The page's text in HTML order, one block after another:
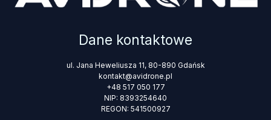
Dane kontaktowe
ul. Jana Heweliusza 11, 80-890 Gdańsk
kontakt@avidrone.pl
+48 517 050 177
NIP: 8393254640
REGON: 541500927